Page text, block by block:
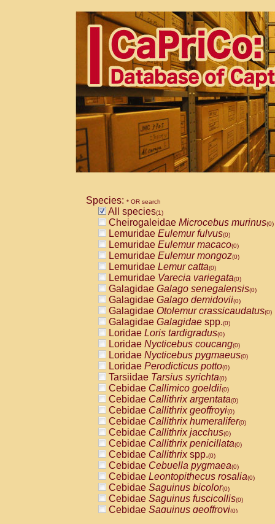
Species: * OR search
All species(1)
Cheirogaleidae Microcebus murinus(0)
Lemuridae Eulemur fulvus(0)
Lemuridae Eulemur macaco(0)
Lemuridae Eulemur mongoz(0)
Lemuridae Lemur catta(0)
Lemuridae Varecia variegata(0)
Galagidae Galago senegalensis(0)
Galagidae Galago demidovii(0)
Galagidae Otolemur crassicaudatus(0)
Galagidae Galagidae spp.(0)
Loridae Loris tardigradus(0)
Loridae Nycticebus coucang(0)
Loridae Nycticebus pygmaeus(0)
Loridae Perodicticus potto(0)
Tarsiidae Tarsius syrichta(0)
Cebidae Callimico goeldii(0)
Cebidae Callithrix argentata(0)
Cebidae Callithrix geoffroyi(0)
Cebidae Callithrix humeralifer(0)
Cebidae Callithrix jacchus(0)
Cebidae Callithrix penicillata(0)
Cebidae Callithrixspp.(0)
Cebidae Cebuella pygmaea(0)
Cebidae Leontopithecus rosalia(0)
Cebidae Saguinus bicolor(0)
Cebidae Saguinus fuscicollis(0)
Cebidae Saguinus geoffroyi(0)